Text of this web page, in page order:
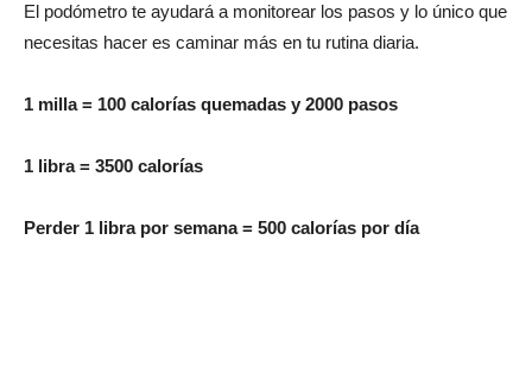
El podómetro te ayudará a monitorear los pasos y lo único que
necesitas hacer es caminar más en tu rutina diaria.
1 milla = 100 calorías quemadas y 2000 pasos
1 libra = 3500 calorías
Perder 1 libra por semana = 500 calorías por día